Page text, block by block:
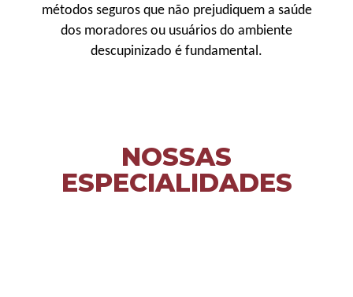
métodos seguros que não prejudiquem a saúde
dos moradores ou usuários do ambiente
descupinizado é fundamental.
NOSSAS
ESPECIALIDADES